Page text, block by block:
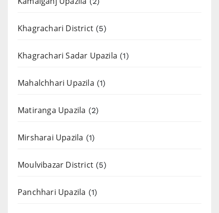
Khagrachari District (5)
Khagrachari Sadar Upazila (1)
Mahalchhari Upazila (1)
Matiranga Upazila (2)
Mirsharai Upazila (1)
Moulvibazar District (5)
Panchhari Upazila (1)